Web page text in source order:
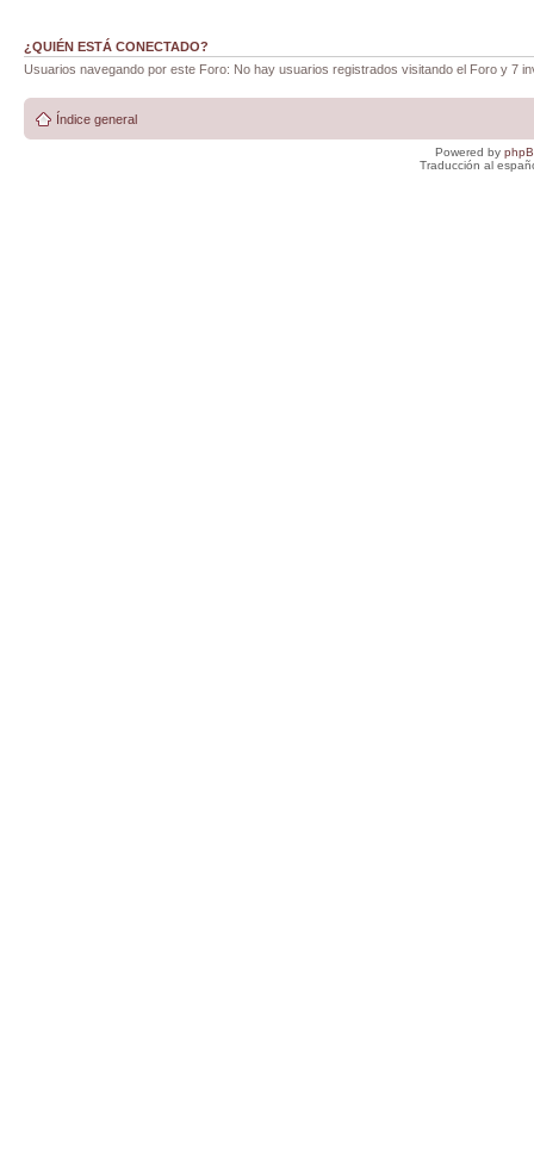
¿QUIÉN ESTÁ CONECTADO?
Usuarios navegando por este Foro: No hay usuarios registrados visitando el Foro y 7
Índice general
Powered by
Traducción al